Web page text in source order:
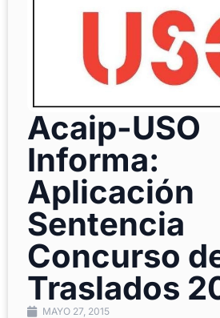
Acaip-USO
Informa:
Aplicación
Sentencia
Concurso
Traslados
MAYO 27, 2015